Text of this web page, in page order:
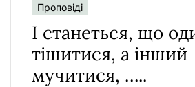
Проповіді
І станеться, що
тішитися, а інший
мучитися, …..